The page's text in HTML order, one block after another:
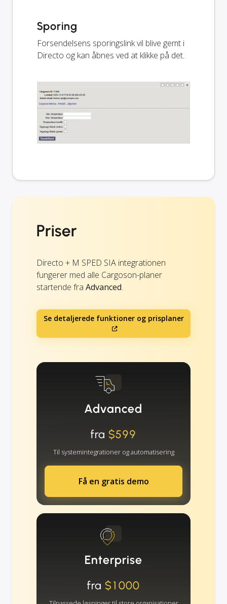
Sporing
Forsendelsens sporingslink vil blive gemt i
Directo og kan åbnes ved at klikke på det.
Priser
Directo + M SPED SIA integrationen
fungerer med alle Cargoson-planer
startende fra Advanced.
Se detaljerede funktioner og prisplaner
Advanced
fra $599
Til systemintegrationer og automatisering
Få en gratis demo
Enterprise
fra $1000